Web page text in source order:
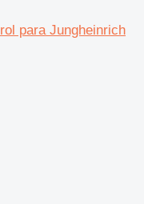
para Jungheinrich